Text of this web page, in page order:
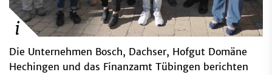
Die Unternehmen Bosch, Dachser, Hofgut Domäne
Hechingen und das Finanzamt Tübingen berichten